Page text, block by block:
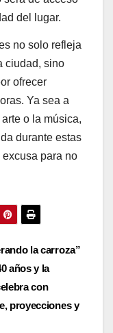
del lugar.
no solo refleja
ciudad, sino
ofrecer
Ya sea a
o la música,
durante estas
para no
la carroza”
años y la
con
proyecciones y